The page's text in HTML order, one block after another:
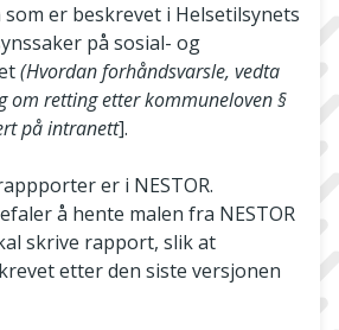
er beskrevet i Helsetilsynets
på sosial- og
(Hvordan forhåndsvarsle, vedta
om retting etter kommuneloven §
på intranett].
er i NESTOR.
å hente malen fra NESTOR
skrive rapport, slik at
etter den siste versjonen